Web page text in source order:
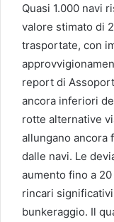
Quasi 1.000 navi
valore stimato di
trasportate, con
report di
ancora inferiori
rotte alternative
allungano ancora
dalle navi. Le
aumento fino a
rincari
bunkeraggio. Il